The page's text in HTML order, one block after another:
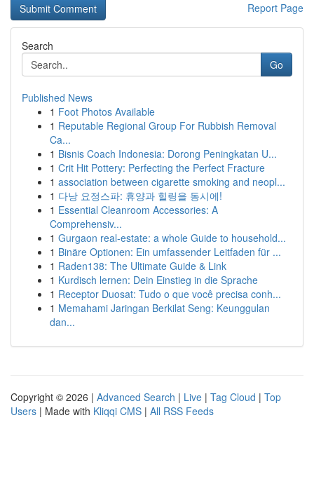
Report Page
Search
Go
Published News
1 Foot Photos Available
1 Reputable Regional Group For Rubbish Removal
Ca...
1 Bisnis Coach Indonesia: Dorong Peningkatan U...
1 Crit Hit Pottery: Perfecting the Perfect Fracture
1 association between cigarette smoking and neopl...
1 다낭 요정스파: 휴양과 힐링을 동시에!
1 Essential Cleanroom Accessories: A
Comprehensiv...
1 Gurgaon real-estate: a whole Guide to household...
1 Binäre Optionen: Ein umfassender Leitfaden für ...
1 Raden138: The Ultimate Guide & Link
1 Kurdisch lernen: Dein Einstieg in die Sprache
1 Receptor Duosat: Tudo o que você precisa conh...
1 Memahami Jaringan Berkilat Seng: Keunggulan
dan...
Copyright © 2026 | Advanced Search | Live | Tag Cloud | Top
Users | Made with Kliqqi CMS | All RSS Feeds